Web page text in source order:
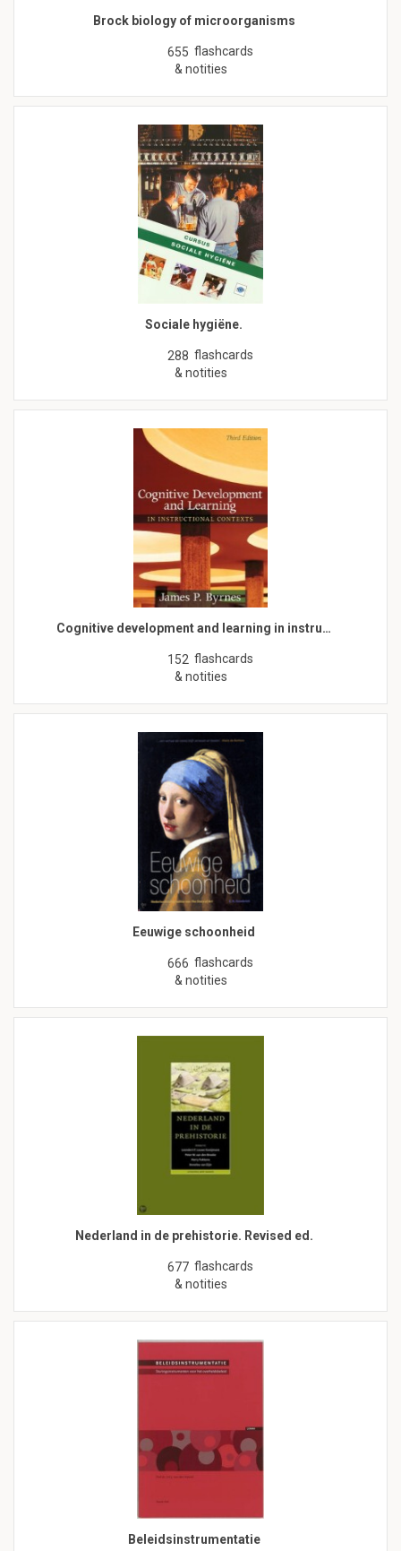
Brock biology of microorganisms
655 flashcards
& notities
Sociale hygiëne.
288 flashcards
& notities
Cognitive development and learning in instru…
152 flashcards
& notities
Eeuwige schoonheid
666 flashcards
& notities
Nederland in de prehistorie. Revised ed.
677 flashcards
& notities
Beleidsinstrumentatie